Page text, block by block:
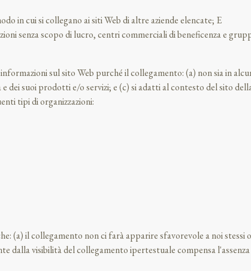
in cui si collegano ai siti Web di altre aziende elencate; E
senza scopo di lucro, centri commerciali di beneficenza e
sul sito Web purché il collegamento: (a) non sia in
dei suoi prodotti e/o servizi; e (c) si adatti al contesto del sito
tipi di organizzazioni:
(a) il collegamento non ci farà apparire sfavorevole a noi stessi
dalla visibilità del collegamento ipertestuale compensa